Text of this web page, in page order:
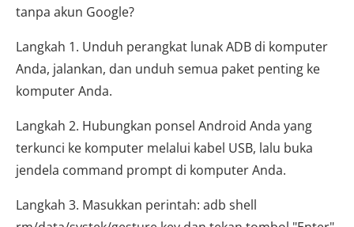
tanpa akun Google?
Langkah 1. Unduh perangkat lunak ADB di komputer
Anda, jalankan, dan unduh semua paket penting ke
komputer Anda.
Langkah 2. Hubungkan ponsel Android Anda yang
terkunci ke komputer melalui kabel USB, lalu buka
jendela command prompt di komputer Anda.
Langkah 3. Masukkan perintah: adb shell